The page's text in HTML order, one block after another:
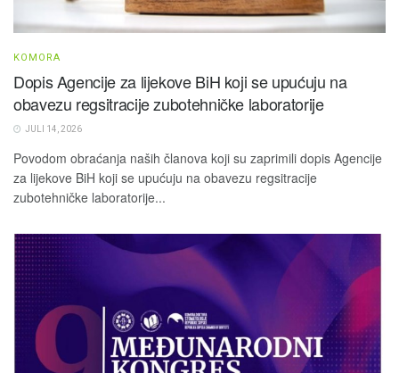
KOMORA
Dopis Agencije za lijekove BiH koji se upućuju na
obavezu regsitracije zubotehničke laboratorije
JULI 14, 2026
Povodom obraćanja naših članova koji su zaprimili dopis Agencije
za lijekove BiH koji se upućuju na obavezu regsitracije
zubotehničke laboratorije...